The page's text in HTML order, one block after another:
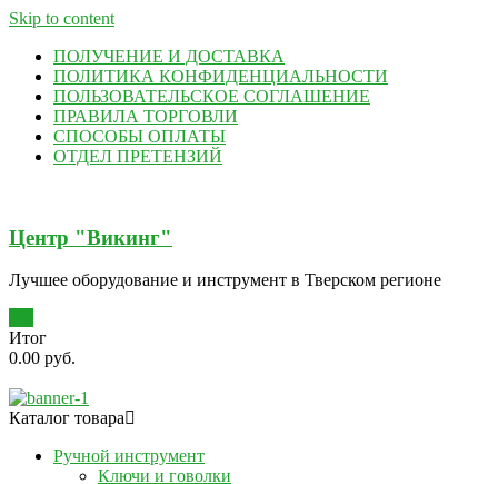
Skip to content
ПОЛУЧЕНИЕ И ДОСТАВКА
ПОЛИТИКА КОНФИДЕНЦИАЛЬНОСТИ
ПОЛЬЗОВАТЕЛЬСКОЕ СОГЛАШЕНИЕ
ПРАВИЛА ТОРГОВЛИ
СПОСОБЫ ОПЛАТЫ
ОТДЕЛ ПРЕТЕНЗИЙ
Центр "Викинг"
Лучшее оборудование и инструмент в Тверском регионе
Итог
0.00 руб.
Каталог товара
Ручной инструмент
Ключи и говолки